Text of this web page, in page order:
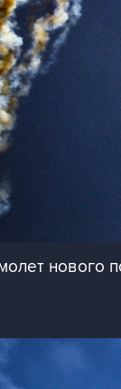
нового